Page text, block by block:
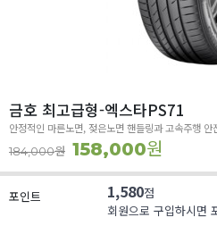
금호 최고급형-엑스타PS71
안정적인 마른노면, 젖은노면 핸들링과 고속주행 안
184,000원 158,000원
포인트 1,580점
회원으로 구입하시면